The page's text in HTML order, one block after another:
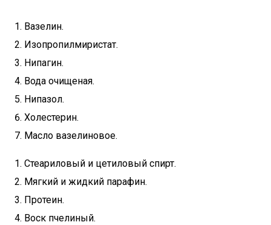
Вазелин.
Изопропилмиристат.
Нипагин.
Вода очищеная.
Нипазол.
Холестерин.
Масло вазелиновое.
Стеариловый и цетиловый спирт.
Мягкий и жидкий парафин.
Протеин.
Воск пчелиный.